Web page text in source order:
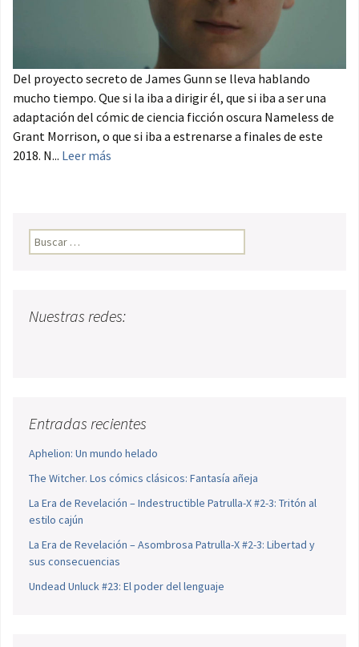
Del proyecto secreto de James Gunn se lleva hablando
mucho tiempo. Que si la iba a dirigir él, que si iba a ser una
adaptación del cómic de ciencia ficción oscura Nameless de
Grant Morrison, o que si iba a estrenarse a finales de este
2018. N... Leer más
Buscar:
Nuestras redes:
Entradas recientes
Aphelion: Un mundo helado
The Witcher. Los cómics clásicos: Fantasía añeja
La Era de Revelación – Indestructible Patrulla-X #2-3: Tritón al
estilo cajún
La Era de Revelación – Asombrosa Patrulla-X #2-3: Libertad y
sus consecuencias
Undead Unluck #23: El poder del lenguaje